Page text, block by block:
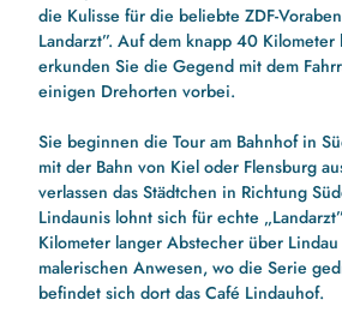
die Kulisse für die beliebte ZDF-
Landarzt”. Auf dem knapp 40 Kilometer
erkunden Sie die Gegend mit dem
einigen Drehorten vorbei.
Sie beginnen die Tour am Bahnhof in
mit der Bahn von Kiel oder Flensburg
verlassen das Städtchen in Richtung
Lindaunis lohnt sich für echte
Kilometer langer Abstecher über
malerischen Anwesen, wo die Serie
befindet sich dort das Café Lindauhof.